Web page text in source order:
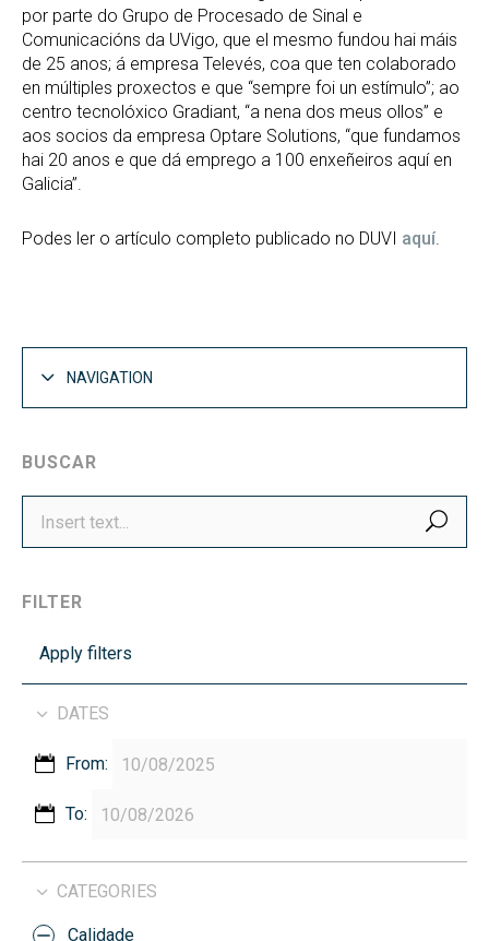
por parte do Grupo de Procesado de Sinal e
Comunicacións da UVigo, que el mesmo fundou hai máis
de 25 anos; á empresa Televés, coa que ten colaborado
en múltiples proxectos e que “sempre foi un estímulo”; ao
centro tecnolóxico Gradiant, “a nena dos meus ollos” e
aos socios da empresa Optare Solutions, “que fundamos
hai 20 anos e que dá emprego a 100 enxeñeiros aquí en
Galicia”.
Podes ler o artículo completo publicado no DUVI aquí.
NAVIGATION
BUSCAR
FILTER
Apply filters
DATES
From:
To:
CATEGORIES
Calidade